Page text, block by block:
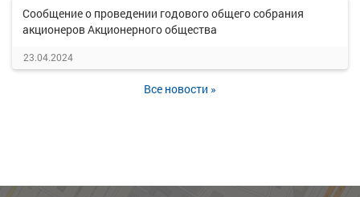
Сообщение о проведении годового общего собрания
акционеров Акционерного общества
23.04.2024
Все новости »